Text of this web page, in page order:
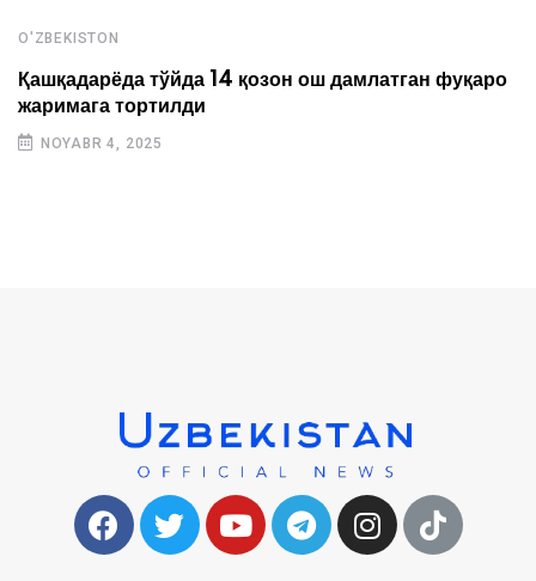
O'ZBEKISTON
Қашқадарёда тўйда 14 қозон ош дамлатган фуқаро
жаримага тортилди
NOYABR 4, 2025